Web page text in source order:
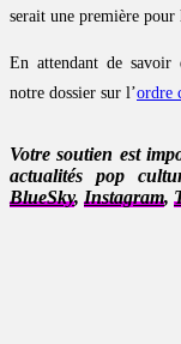
serait une première pour
En attendant de savoir
notre dossier sur l’ordre
Votre soutien est
actualités pop
BlueSky, Instagram,